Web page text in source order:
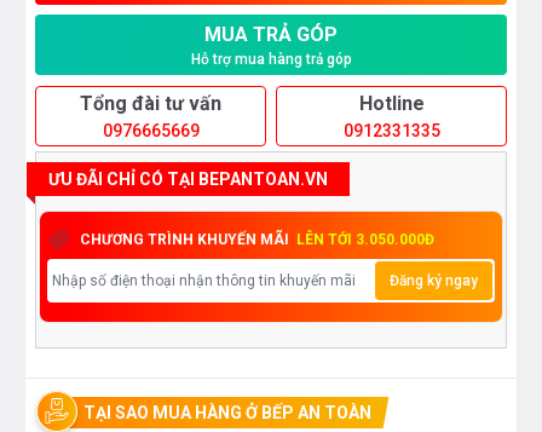
MUA TRẢ GÓP
Hỗ trợ mua hàng trả góp
Tổng đài tư vấn
0976665669
Hotline
0912331335
ƯU ĐÃI CHỈ CÓ TẠI BEPANTOAN.VN
CHƯƠNG TRÌNH KHUYẾN MÃI LÊN TỚI 3.050.000Đ
Đăng ký ngay
TẠI SAO MUA HÀNG Ở BẾP AN TOÀN